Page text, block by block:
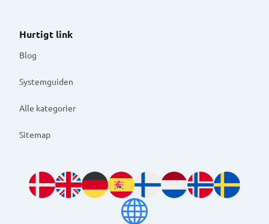
Hurtigt link
Blog
Systemguiden
Alle kategorier
Sitemap